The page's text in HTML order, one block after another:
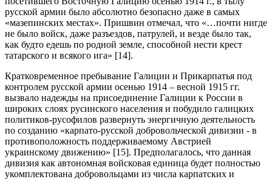
русской армии было абсолютно безопасно даже в самых
«мазепинских местах». Пришвин отмечал, что «…почти нигде
не было войск, даже разъездов, патрулей, и везде было так,
как будто едешь по родной земле, способной нести крест
татарского и всякого ига» [14].
Кратковременное пребывание Галиции и Прикарпатья под
контролем русской армии осенью 1914 – весной 1915 гг.
вызвало надежды на присоединение Галиции к России в
широких слоях русинского населения и побудило галицких
политиков-русофилов развернуть энергичную деятельность
по созданию «карпато-русской добровольческой дивизии - в
противоположность поддерживаемому Австрией
украинскому движению» [15]. Предполагалось, что данная
дивизия как автономная войсковая единица будет полностью
укомплектована добровольцами из числа карпатских и